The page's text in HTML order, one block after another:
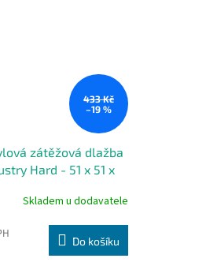
433 Kč
–19 %
zátěžová dlažba
Hard - 51 x 51 x
Skladem u dodavatele
Do košíku